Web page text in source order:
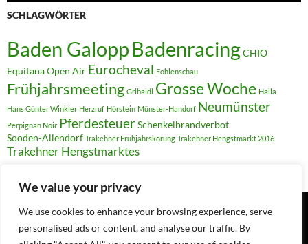
We value your privacy
We use cookies to enhance your browsing experience, serve
personalised ads or content, and analyse our traffic. By
SCHLAGWÖRTER
Baden GaloppBadenracingCHIO
Equitana Open Air Eurocheval Fohlenschau
Frühjahrsmeeting Gribaldi Grosse Woche Halla
Hans Günter Winkler Herzruf Hörstein Münster-Handorf Neumünster
Perpignan Noir PferdesteuerSchenkelbrandverbot
Sooden-Allendorf Trakehner Frühjahrskörung Trakehner Hengstmarkt 2016
Trakehner Hengstmarktes
Suchen